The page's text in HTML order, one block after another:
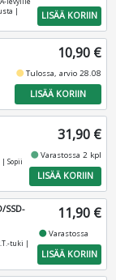
|
LISÄÄ KORIIN
10,90 €
fiber_manual_recordTulossa, arvio 28.08
LISÄÄ KORIIN
| Sopii
31,90 €
fiber_manual_recordVarastossa 2 kpl
LISÄÄ KORIIN
SSD-
tuki |
11,90 €
fiber_manual_recordVarastossa
LISÄÄ KORIIN